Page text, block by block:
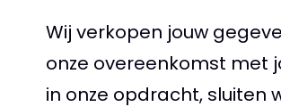
Wij verkopen jouw
onze overeenkomst met
in onze opdracht, sluiten